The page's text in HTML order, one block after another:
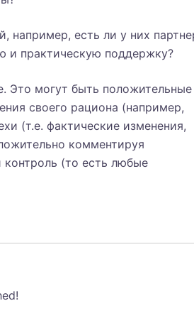
например, есть ли у них
и практическую поддержку?
Это могут быть положительные
своего рациона (например,
(т.е. фактические изменения,
комментируя
контроль (то есть любые